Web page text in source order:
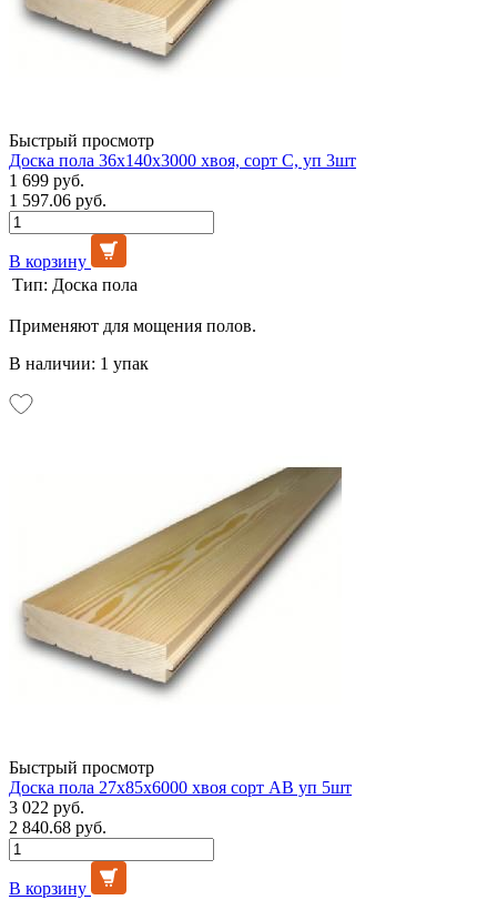
Быстрый просмотр
Доска пола 36х140х3000 хвоя, сорт С, уп 3шт
1 699 руб.
1 597.06 руб.
В корзину
Тип: Доска пола
Применяют для мощения полов.
В наличии: 1 упак
Быстрый просмотр
Доска пола 27х85х6000 хвоя сорт АВ уп 5шт
3 022 руб.
2 840.68 руб.
В корзину